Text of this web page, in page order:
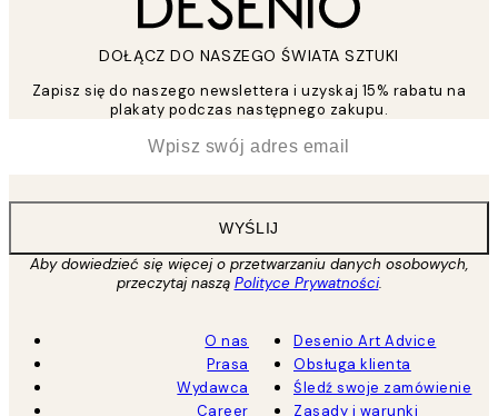
DOŁĄCZ DO NASZEGO ŚWIATA SZTUKI
Zapisz się do naszego newslettera i uzyskaj 15% rabatu na
plakaty podczas następnego zakupu.
WYŚLIJ
Aby dowiedzieć się więcej o przetwarzaniu danych osobowych,
przeczytaj naszą Polityce Prywatności.
O nas
Prasa
Wydawca
Career
Desenio Art Advice
Obsługa klienta
Śledź swoje zamówienie
Zasady i warunki